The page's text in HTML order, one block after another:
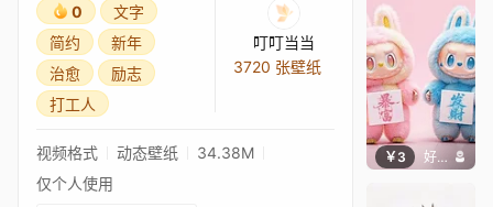
0
文字
简约
新年
治愈
励志
打工人
叮叮当当
3720 张壁纸
视频格式 动态壁纸
34.38M
仅个人使用
￥3 好看壁纸